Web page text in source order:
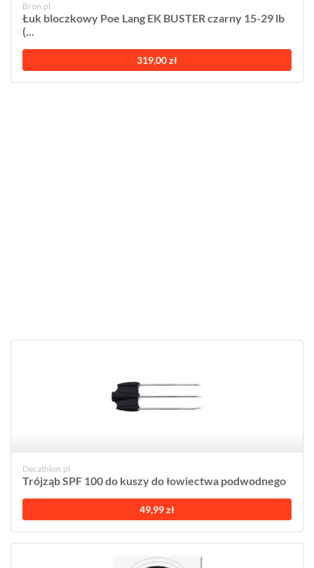
Bron.pl
Łuk bloczkowy Poe Lang EK BUSTER czarny 15-29 lb
(...
319,00 zł
Decathlon.pl
Trójząb SPF 100 do kuszy do łowiectwa podwodnego
49,99 zł